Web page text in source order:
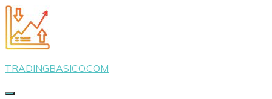
Saltar
al
contenido
TRADINGBASICO.COM